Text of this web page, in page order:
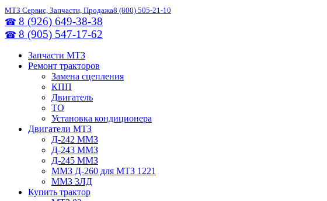
МТЗ Сервис, Запчасти, Продажа8 (800) 505-21-10
☎ 8 (926) 649-38-38
☎ 8 (905) 547-17-62
Запчасти МТЗ
Ремонт тракторов
Замена сцепления
КПП
Двигатель
ТО
Установка кондиционера
Двигатели МТЗ
Д-242 ММЗ
Д-243 ММЗ
Д-245 ММЗ
ММЗ Д-260 для МТЗ 1221
ММЗ 3ЛД
Купить трактор